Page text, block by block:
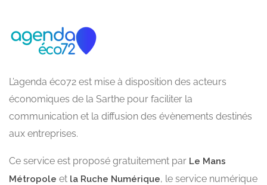
L’agenda éco72 est mise à disposition des acteurs
économiques de la Sarthe pour faciliter la
communication et la diffusion des évènements destinés
aux entreprises.
Ce service est proposé gratuitement par Le Mans
Métropole et la Ruche Numérique, le service numérique